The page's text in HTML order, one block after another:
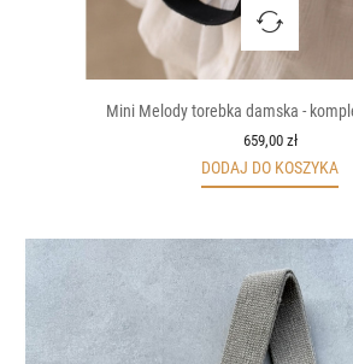
Mini Melody torebka damska -
659,00 zł
DODAJ DO KOSZYKA